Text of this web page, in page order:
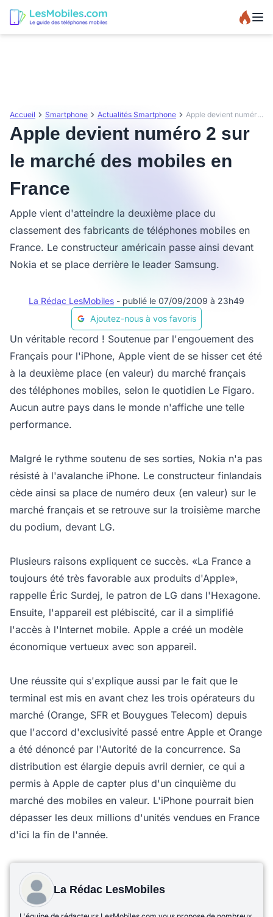
Accueil Smartphone Actualités Smartphone Apple devient numéro 2 sur le marché des mobiles en France
Apple devient numéro 2 sur
le marché des mobiles en
France
Apple vient d'atteindre la deuxième place du
classement des fabricants de téléphones mobiles en
France. Le constructeur américain passe ainsi devant
Nokia et se place derrière le leader Samsung.
La Rédac LesMobiles - publié le 07/09/2009 à 23h49
Ajoutez-nous à vos favoris
Un véritable record ! Soutenue par l'engouement des
Français pour l'iPhone, Apple vient de se hisser cet été
à la deuxième place (en valeur) du marché français
des téléphones mobiles, selon le quotidien Le Figaro.
Aucun autre pays dans le monde n'affiche une telle
performance.
Malgré le rythme soutenu de ses sorties, Nokia n'a pas
résisté à l'avalanche iPhone. Le constructeur finlandais
cède ainsi sa place de numéro deux (en valeur) sur le
marché français et se retrouve sur la troisième marche
du podium, devant LG.
Plusieurs raisons expliquent ce succès. «La France a
toujours été très favorable aux produits d'Apple»,
rappelle Éric Surdej, le patron de LG dans l'Hexagone.
Ensuite, l'appareil est plébiscité, car il a simplifié
l'accès à l'Internet mobile. Apple a créé un modèle
économique vertueux avec son appareil.
Une réussite qui s'explique aussi par le fait que le
terminal est mis en avant chez les trois opérateurs du
marché (Orange, SFR et Bouygues Telecom) depuis
que l'accord d'exclusivité passé entre Apple et Orange
a été dénoncé par l'Autorité de la concurrence. Sa
distribution est élargie depuis avril dernier, ce qui a
permis à Apple de capter plus d'un cinquième du
marché des mobiles en valeur. L'iPhone pourrait bien
dépasser les deux millions d'unités vendues en France
d'ici la fin de l'année.
La Rédac LesMobiles